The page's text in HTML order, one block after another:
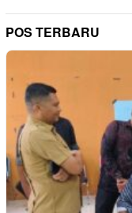
POS TERBARU